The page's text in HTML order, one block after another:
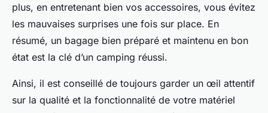
plus, en entretenant bien vos accessoires, vous évitez
les mauvaises surprises une fois sur place. En
résumé, un bagage bien préparé et maintenu en bon
état est la clé d’un camping réussi.
Ainsi, il est conseillé de toujours garder un œil attentif
sur la qualité et la fonctionnalité de votre matériel